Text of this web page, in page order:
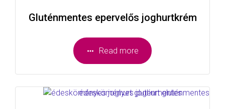
Gluténmentes epervelős joghurtkrém
Read more